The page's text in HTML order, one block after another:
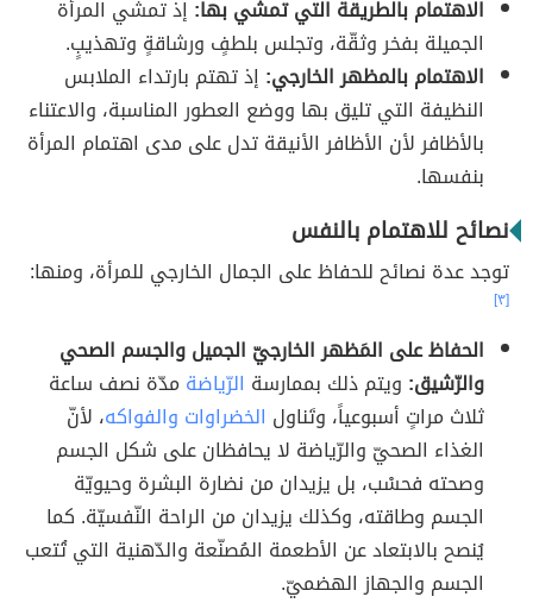
الاهتمام بالطريقة التي تمشي بها: إذ تمشي المرأة
الجميلة بفخر وثقّة، وتجلس بلطفٍ ورشاقةٍ وتهذيبٍ.
الاهتمام بالمظهر الخارجي: إذ تهتم بارتداء الملابس
النظيفة التي تليق بها ووضع العطور المناسبة، والاعتناء
بالأظافر لأن الأظافر الأنيقة تدل على مدى اهتمام المرأة
بنفسها.
نصائح للاهتمام بالنفس
توجد عدة نصائح للحفاظ على الجمال الخارجي للمرأة، ومنها:
[٣]
الحفاظ على المَظهر الخارجيّ الجميل والجسم الصحي
والرّشيق: ويتم ذلك بممارسة الرّياضة مدّة نصف ساعة
ثلاث مراتٍ أسبوعياً، وتَناول الخضراوات والفواكه، لأنّ
الغذاء الصحيّ والرّياضة لا يحافظان على شكل الجسم
وصحته فحسْب، بل يزيدان من نضارة البشرة وحيويّة
الجسم وطاقته، وكذلك يزيدان من الراحة النّفسيّة. كما
يُنصح بالابتعاد عن الأطعمة المُصنّعة والدّهنية التي تُتعب
الجسم والجهاز الهضميّ.